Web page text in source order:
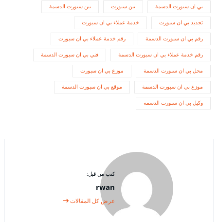
بي ان سبورت الدسمة بين سبورت بين سبورت الدسمة
تجديد بي ان سبورت خدمة عملاء بي ان سبورت
رقم بي ان سبورت الدسمة رقم خدمة عملاء بي ان سبورت
رقم خدمة عملاء بي ان سبورت الدسمة فني بي ان سبورت الدسمة
محل بي ان سبورت الدسمة موزع بي ان سبورت
موزع بي ان سبورت الدسمة موقع بي ان سبورت الدسمة
وكيل بي ان سبورت الدسمة
كتب من قبل:
rwan
عرض كل المقالات